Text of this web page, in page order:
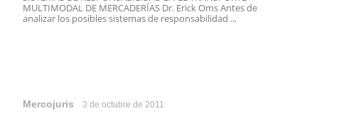
MULTIMODAL DE MERCADERÍAS Dr. Erick Oms Antes de
analizar los posibles sistemas de responsabilidad ...
Mercojuris 3 de octubre de 2011